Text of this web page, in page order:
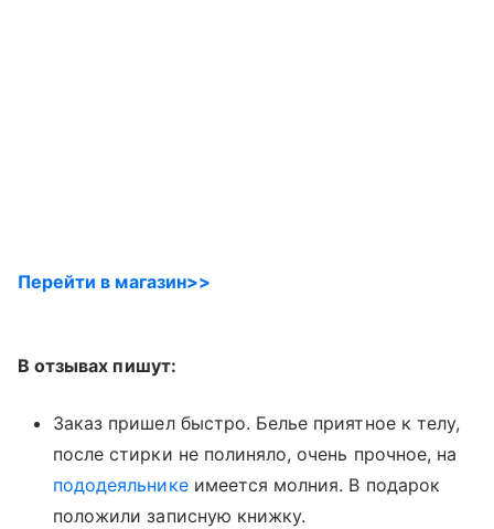
Перейти в магазин>>
В отзывах пишут:
Заказ пришел быстро. Белье приятное к телу,
после стирки не полиняло, очень прочное, на
пододеяльникеимеется молния. В подарок
положили записную книжку.